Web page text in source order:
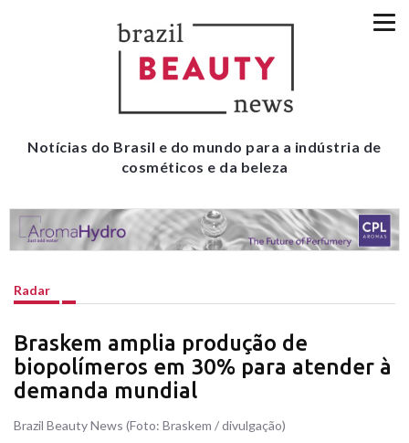
Notícias do Brasil e do mundo para a indústria de
cosméticos e da beleza
Radar
Braskem amplia produção de
biopolímeros em 30% para atender à
demanda mundial
Brazil Beauty News (Foto: Braskem / divulgação)